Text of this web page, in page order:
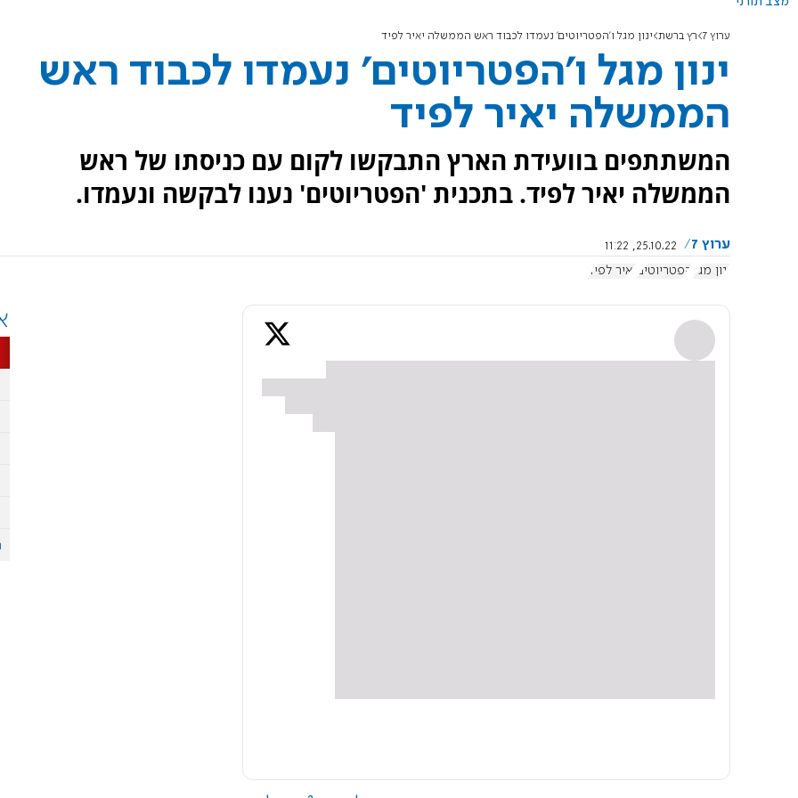
ערוץ 7 רץ ברשת ינון מגל ו'הפטריוטים' נעמדו לכבוד ראש הממשלה יאיר לפיד
ינון מגל ו'הפטריוטים' נעמדו לכבוד ראש
הממשלה יאיר לפיד
המשתתפים בוועידת הארץ התבקשו לקום עם כניסתו של ראש
הממשלה יאיר לפיד. בתכנית 'הפטריוטים' נענו לבקשה ונעמדו.
ערוץ 7
25.10.22, 11:22
ינון מגל
הפטריוטים יאיר לפיד